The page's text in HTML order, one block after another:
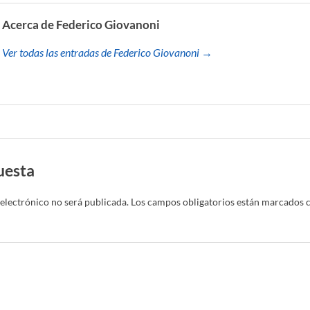
Acerca de Federico Giovanoni
Ver todas las entradas de Federico Giovanoni →
no será publicada. Los campos obligatorios están marcados